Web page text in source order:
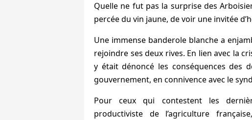
Quelle ne fut pas la surprise des
percée du vin jaune, de voir une invitée
Une immense banderole blanchea
rejoindre ses deux rives. En lien avec la
y était dénoncé les conséquences des
gouvernement, en connivence avec le
Pour ceux qui contestent les
productiviste de l’agriculture